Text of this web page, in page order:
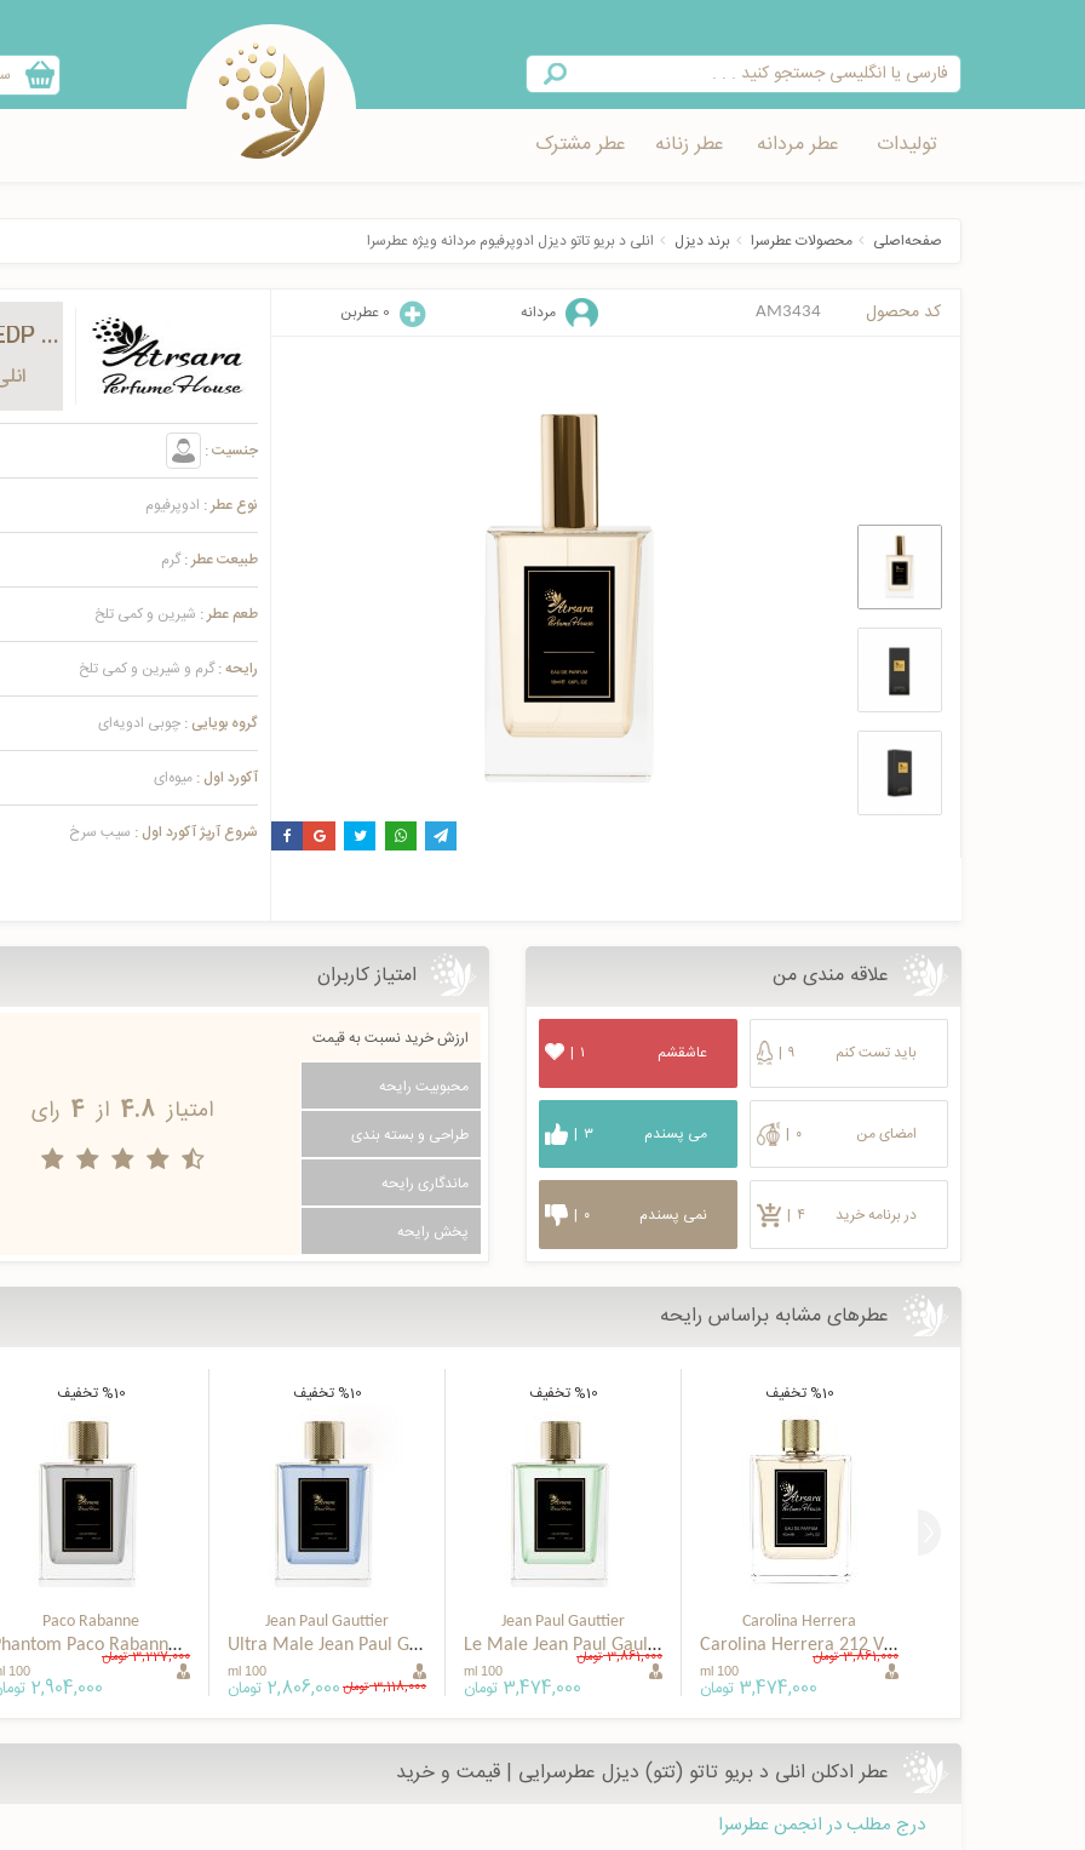
تولیدات عطر مردانه عطر زنانه عطر مشترک
صفحه‌اصلی محصولات عطرسرا برند دیزل انلی د بریو تاتو دیزل ادوپرفیوم مردانه ویژه عطرسرا
کد محصول AM3434 مردانه 0 عطربن
Only The Brave Tattoo Diesel Special EDP for men
جنسیت :
نوع عطر : ادوپرفیوم
طبیعت عطر : گرم
طعم عطر : شیرین و کمی تلخ
رایحه : گرم و شیرین و کمی تلخ
گروه بویایی : چوبی ادویه‌ای
آکورد اول : میوه‌ای
شروع آرپژ آکورد اول : سیب سرخ
علاقه مندی من
باید تست کنم | ۹
امضای من | ۰
در برنامه خرید | ۴
عاشقشم | ۱
می پسندم | ۳
نمی پسندم | ۰
امتیاز کاربران
ارزش خرید نسبت به قیمت
محبوبیت رایحه
طراحی و بسته بندی
ماندگاری رایحه
پخش رایحه
امتیاز 4.8 از 4 رای
عطرهای مشابه براساس رایحه
%10 تخفیف
Carolina Herrera
Carolina Herrera 212 VIP Men Special EDP
100 ml
3,861,000تومان
3,474,000 تومان
%10 تخفیف
Jean Paul Gauttier
Le Male Jean Paul Gaultier Special EDP
100 ml
3,861,000تومان
3,474,000 تومان
%10 تخفیف
Jean Paul Gauttier
Ultra Male Jean Paul Gaultier Special EDP for men
100 ml
3,118,000تومان2,806,000 تومان
%10 تخفیف
Paco Rabanne
Phantom Paco Rabanne Special EDP for men
100 ml
3,227,000تومان
2,904,000
عطر ادکلن انلی د بریو تاتو (تتو) دیزل عطرسرایی | قیمت و خرید
درج مطلب در انجمن عطرسرا